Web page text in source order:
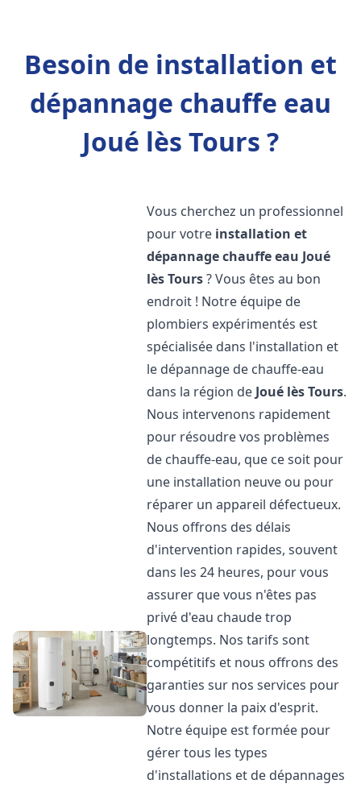
Besoin de installation et
dépannage chauffe eau
Joué lès Tours ?
Vous cherchez un professionnel
pour votre installation et
dépannage chauffe eau Joué
lès Tours? Vous êtes au bon
endroit ! Notre équipe de
plombiers expérimentés est
spécialisée dans l'installation et
le dépannage de chauffe-eau
dans la région de Joué lès Tours.
Nous intervenons rapidement
pour résoudre vos problèmes
de chauffe-eau, que ce soit pour
une installation neuve ou pour
réparer un appareil défectueux.
Nous offrons des délais
d'intervention rapides, souvent
dans les 24 heures, pour vous
assurer que vous n'êtes pas
privé d'eau chaude trop
longtemps. Nos tarifs sont
compétitifs et nous offrons des
garanties sur nos services pour
vous donner la paix d'esprit.
Notre équipe est formée pour
gérer tous les types
d'installations et de dépannages